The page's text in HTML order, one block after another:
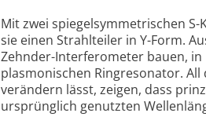
Mit zwei spiegelsymmetrischen
sie einen Strahlteiler in Y-Form.
Zehnder-Interferometer bauen,
plasmonischen Ringresonator. All
verändern lässt, zeigen, dass
ursprünglich genutzten